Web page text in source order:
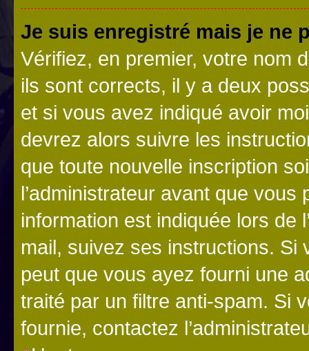
Je suis enregistré mais je ne
Vérifiez, en premier, votre nom
ils sont corrects, il y a deux
et si vous avez indiqué avoir
devrez alors suivre les
que toute nouvelle inscription
l’administrateur avant que
information est indiquée lors de
mail, suivez ses instructions. Si
peut que vous ayez fourni une
traité par un filtre anti-spam. Si
fournie, contactez